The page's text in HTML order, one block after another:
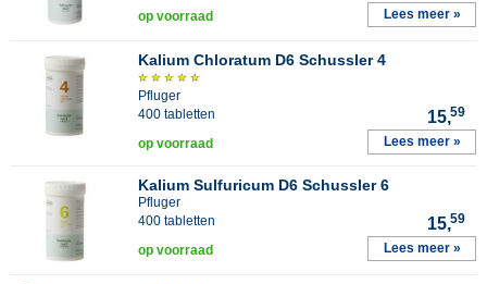
op voorraad Lees meer »
Kalium Chloratum D6 Schussler 4
Pfluger
400 tabletten
15,59
op voorraad Lees meer »
Kalium Sulfuricum D6 Schussler 6
Pfluger
400 tabletten
15,59
op voorraad Lees meer »